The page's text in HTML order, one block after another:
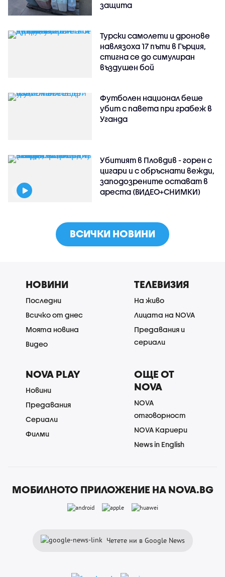
защита
Турски самолети и дронове
навлязоха 17 пъти в Гърция,
стигна се до симулиран
въздушен бой
Футболен национал беше
убит с павета при грабеж в
Уганда
Убитият в Пловдив - горен с
цигари и с обръснати вежди,
заподозрените остават в
ареста (ВИДЕО+СНИМКИ)
ВСИЧКИ НОВИНИ
НОВИНИ
Последни
Всичко от днес
Моята новина
Видео
ТЕЛЕВИЗИЯ
На живо
Лицата на NOVA
Предавания и
сериали
NOVA PLAY
Новини
Предавания
Сериали
Филми
ОЩЕ ОТ
NOVA
NOVA
отговорност
NOVA Кариери
News in English
МОБИЛНОТО ПРИЛОЖЕНИЕ НА NOVA.BG
Четете ни в Google News